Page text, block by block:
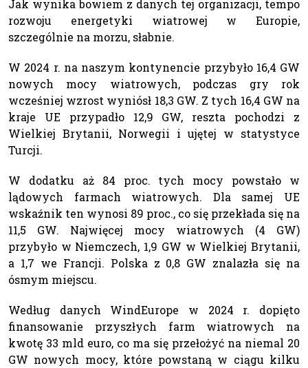
Jak wynika bowiem z danych tej organizacji, tempo
rozwoju energetyki wiatrowej w Europie,
szczególnie na morzu, słabnie.
W 2024 r. na naszym kontynencie przybyło 16,4 GW
nowych mocy wiatrowych, podczas gry rok
wcześniej wzrost wyniósł 18,3 GW. Z tych 16,4 GW na
kraje UE przypadło 12,9 GW, reszta pochodzi z
Wielkiej Brytanii, Norwegii i ujętej w statystyce
Turcji.
W dodatku aż 84 proc. tych mocy powstało w
lądowych farmach wiatrowych. Dla samej UE
wskaźnik ten wynosi 89 proc., co się przekłada się na
11,5 GW. Najwięcej mocy wiatrowych (4 GW)
przybyło w Niemczech, 1,9 GW w Wielkiej Brytanii,
a 1,7 we Francji. Polska z 0,8 GW znalazła się na
ósmym miejscu.
Według danych WindEurope w 2024 r. dopięto
finansowanie przyszłych farm wiatrowych na
kwotę 33 mld euro, co ma się przełożyć na niemal 20
GW nowych mocy, które powstaną w ciągu kilku